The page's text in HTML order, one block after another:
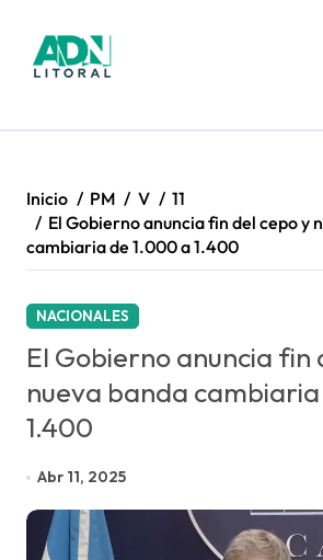
contenido
Inicio PM V
11
El Gobierno anuncia fin del cepo y
cambiaria de 1.000 a 1.400
NACIONALES
El Gobierno anuncia fin
nueva banda
1.400
Abr 11, 2025